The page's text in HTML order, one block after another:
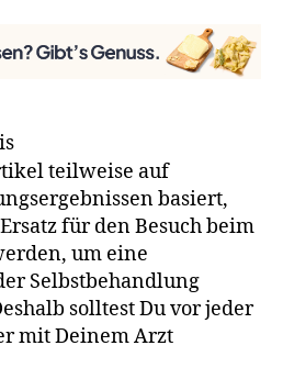
teilweise auf
basiert,
für den Besuch beim
um eine
Selbstbehandlung
solltest Du vor jeder
mit Deinem Arzt